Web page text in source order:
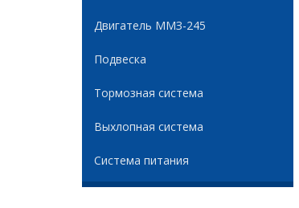
Двигатель ММЗ-245
Подвеска
Тормозная система
Выхлопная система
Система питания